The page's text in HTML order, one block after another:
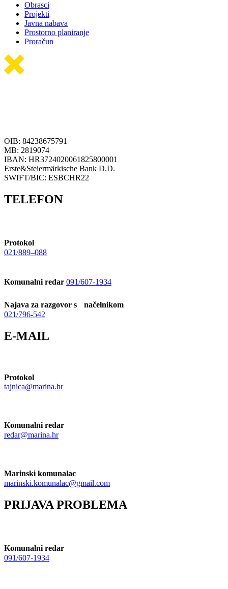
Obrasci
Projekti
Javna nabava
Prostorno planiranje
Proračun
OIB: 84238675791
MB: 2819074
IBAN: HR3724020061825800001
Erste&Steiermärkische Bank D.D.
SWIFT/BIC: ESBCHR22
TELEFON
Protokol
021/889–088
Komunalni redar 091/607-1934
Najava za razgovor s načelnikom
021/796-542
E-MAIL
Protokol
tajnica@marina.hr
Komunalni redar
redar@marina.hr
Marinski komunalac
marinski.komunalac@gmail.com
PRIJAVA PROBLEMA
Komunalni redar
091/607-1934